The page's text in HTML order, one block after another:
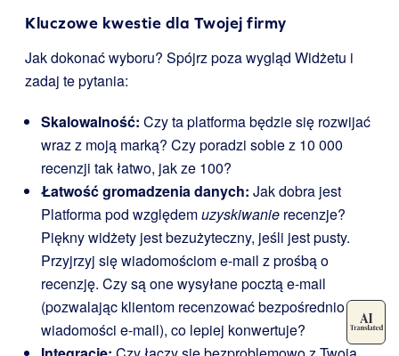
Kluczowe kwestie dla Twojej firmy
Jak dokonać wyboru? Spójrz poza wygląd Widżetu i
zadaj te pytania:
Skalowalność: Czy ta platforma będzie się rozwijać
wraz z moją marką? Czy poradzi sobie z 10 000
recenzji tak łatwo, jak ze 100?
Łatwość gromadzenia danych: Jak dobra jest
Platforma pod względemuzyskiwanie recenzje?
Piękny widżety jest bezużyteczny, jeśli jest pusty.
Przyjrzyj się wiadomościom e-mail z prośbą o
recenzję. Czy są one wysyłane pocztą e-mail
(pozwalając klientom recenzować bezpośrednio w
wiadomości e-mail), co lepiej konwertuje?